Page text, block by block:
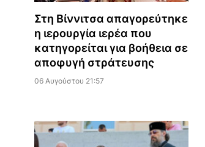
Στη Βίννιτσα απαγορεύτηκε
η ιερουργία ιερέα που
κατηγορείται για βοήθεια σε
αποφυγή στράτευσης
06 Αυγούστου 21:57